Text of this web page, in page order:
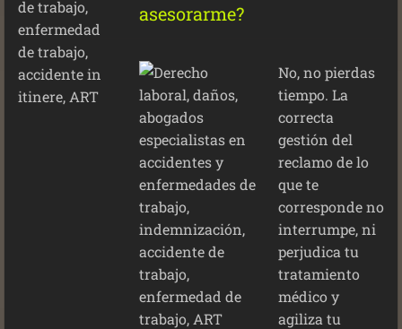
asesorarme?
No, no pierdas
tiempo. La
correcta
gestión del
reclamo de lo
que te
corresponde no
interrumpe, ni
perjudica tu
tratamiento
médico y
agiliza tu